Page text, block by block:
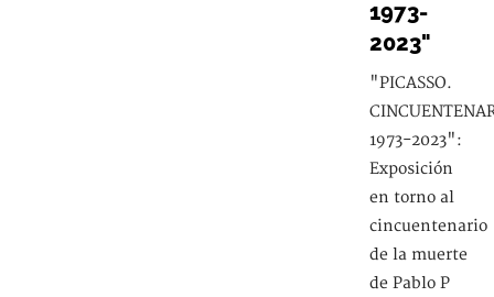
1973-
2023"
"PICASSO.
1973-2023":
Exposición
en torno al
cincuentenario
de la muerte
de Pablo P